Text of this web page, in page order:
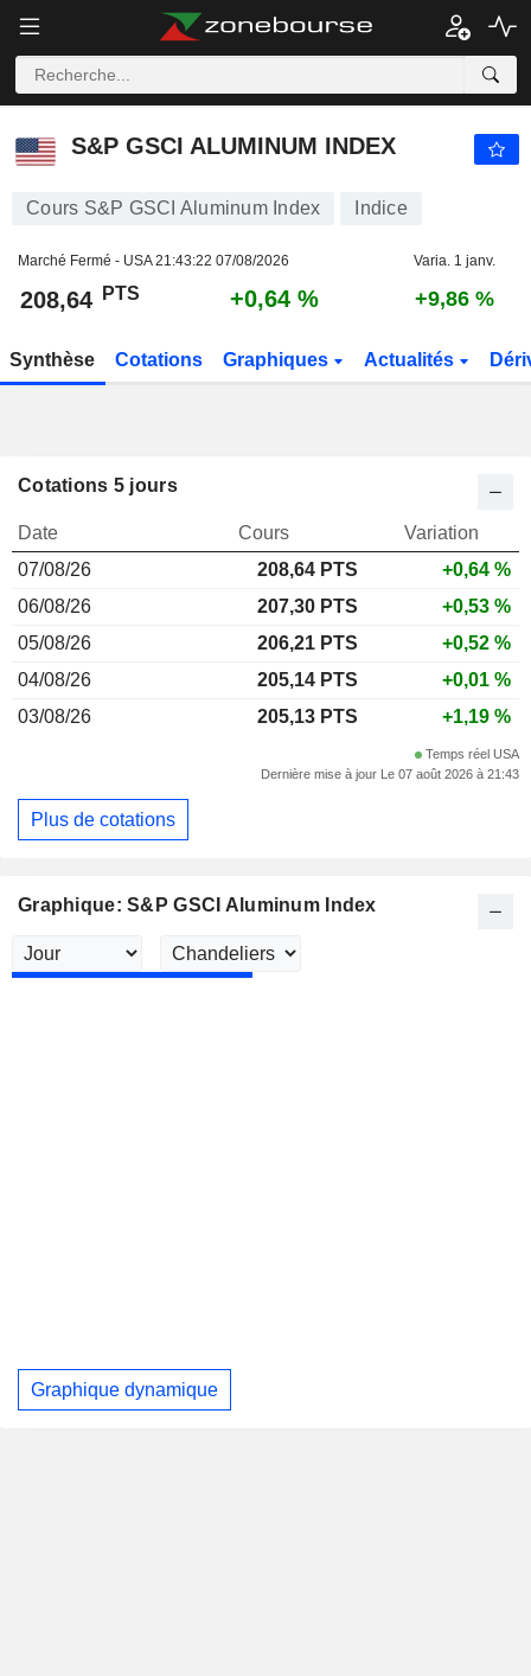
S&P GSCI ALUMINUM INDEX
Cours S&P GSCI Aluminum Index Indice
Marché Fermé - USA21:43:22 07/08/2026 Varia. 1 janv.
208,64 PTS +0,64 % +9,86 %
Synthèse Cotations Graphiques Actualités
Graphique: S&P GSCI Aluminum Index
Graphique dynamique
Cotations 5 jours
Date Cours
Variation
07/08/26
208,64 PTS
+0,64 %
06/08/26
207,30 PTS
+0,53 %
05/08/26
206,21 PTS
+0,52 %
04/08/26
205,14 PTS
+0,01 %
03/08/26
205,13 PTS +1,19 %
Temps réel USA
Dernière mise à jour Le 07 août 2026 à 21:43
Plus de cotations